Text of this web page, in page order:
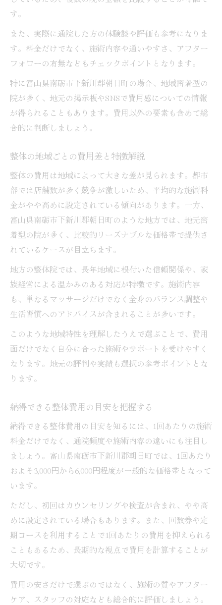
す。
また、実際に通院した方の体験談や評価も参考になりま
す。料金だけでなく、施術内容や通いやすさ、アフター
フォローの有無などもチェックポイントとなります。
特に富山県南砺市下新川郡朝日町の場合、地域密着型の
院が多く、地元の掲示板やSNSで費用感についての情報
が得られることもあります。費用以外の要素も含めて総
合的に判断しましょう。
整体の地域ごとの費用差と特徴解説
整体の費用は地域によって大きな差が見られます。都市
部では店舗数が多く競争が激しいため、平均的な施術料
金がやや高めに設定されている傾向があります。一方、
富山県南砺市下新川郡朝日町のような地方では、地元密
着型の院が多く、比較的リーズナブルな価格帯で提供さ
れているケースが目立ちます。
地方の整体院では、長年地域に根付いた信頼関係や、家
族経営による温かみのある対応が特徴です。施術内容
も、単なるマッサージだけでなく全身のバランス調整や
生活習慣へのアドバイスが含まれることが多いです。
このような地域特性を理解したうえで選ぶことで、費用
面だけでなく自分に合った施術やサポートを受けやすく
なります。地元の評判や実績も選択の参考ポイントとな
ります。
納得できる整体費用の目安を把握する
納得できる整体費用の目安を知るには、1回あたりの施術
料金だけでなく、通院頻度や施術内容の違いにも注目し
ましょう。富山県南砺市下新川郡朝日町では、1回あたり
およそ3,000円から6,000円程度が一般的な価格帯となって
います。
ただし、初回はカウンセリングや検査が含まれ、やや高
めに設定されている場合もあります。また、回数券や定
期コースを利用することで1回あたりの費用を抑えられる
こともあるため、長期的な視点で費用を計算することが
大切です。
費用の安さだけで選ぶのではなく、施術の質やアフター
ケア、スタッフの対応なども総合的に評価しましょう。